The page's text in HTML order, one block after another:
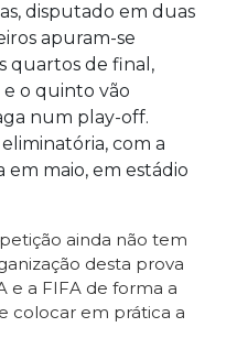
disputado em duas
apuram-se
quartos de final,
o quinto vão
num play-off.
com a
em maio, em estádio
ainda não tem
desta prova
e a FIFA de forma a
colocar em prática a